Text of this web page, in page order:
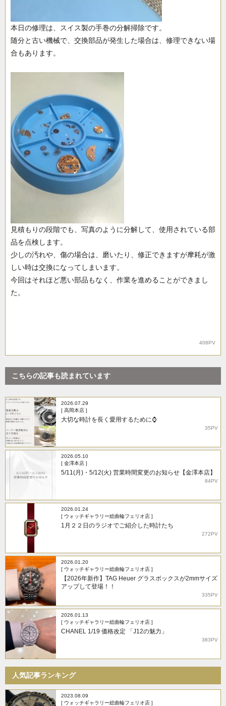
本日の修理は、スイス製の手巻の分解掃除です。
随分と古い機械で、交換部品が発生した場合は、修理できない場
合もあります。
見積もりの段階でも、写真のように分解して、使用されている部
品を点検します。
少しの汚れや、傷の場合は、磨いたり、修正できますが摩耗が激
しい時は交換になってしまいます。
今回はそれほど悪い部品もなく、作業を進めることができまし
た。
408PV
こちらの記事も読まれています
2026.07.29
[ 高岡本店 ]
大切な時計を長く愛用するために⌚
35PV
2026.05.10
[ 金澤本店 ]
5/11(月)・5/12(火) 営業時間変更のお知らせ【金澤本店】
84PV
2026.01.24
[ ウォッチギャラリー総曲輪フェリオ店 ]
1月２２日のラジオでご紹介した時計たち
272PV
2026.01.20
[ ウォッチギャラリー総曲輪フェリオ店 ]
【2026年新作】TAG Heuer グラスボックスが2mmサイズ
アップして登場！！
335PV
2026.01.13
[ ウォッチギャラリー総曲輪フェリオ店 ]
CHANEL 1/19 価格改定 「J12の魅力」
383PV
人気記事ランキング
2023.08.09
[ ウォッチギャラリー総曲輪フェリオ店 ]